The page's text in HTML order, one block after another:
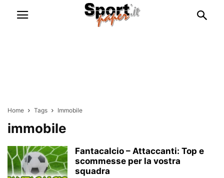
Home Tags Immobile
immobile
Fantacalcio – Attaccanti: Top e
scommesse per la vostra
squadra